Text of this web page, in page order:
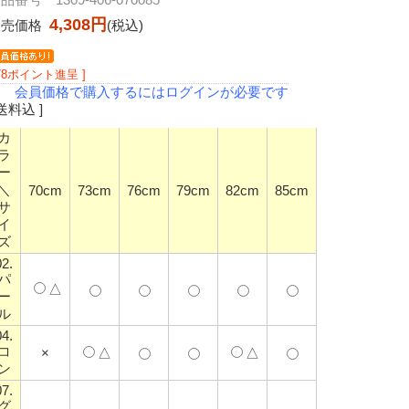
価格 4,308円 (税込)
ポイント進呈 ]
会員価格で購入するにはログインが必要です
料込 ]
70cm 73cm 76cm 79cm 82cm 85cm
△
× △ △